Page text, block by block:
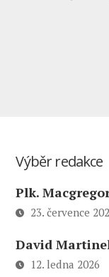
Výběr redakce
Plk.
23. července
David
12. ledna 2026